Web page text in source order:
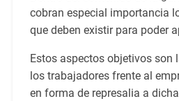
cobran especial importancia
que deben existir para poder
Estos aspectos objetivos son
los trabajadores frente al
en forma de represalia a